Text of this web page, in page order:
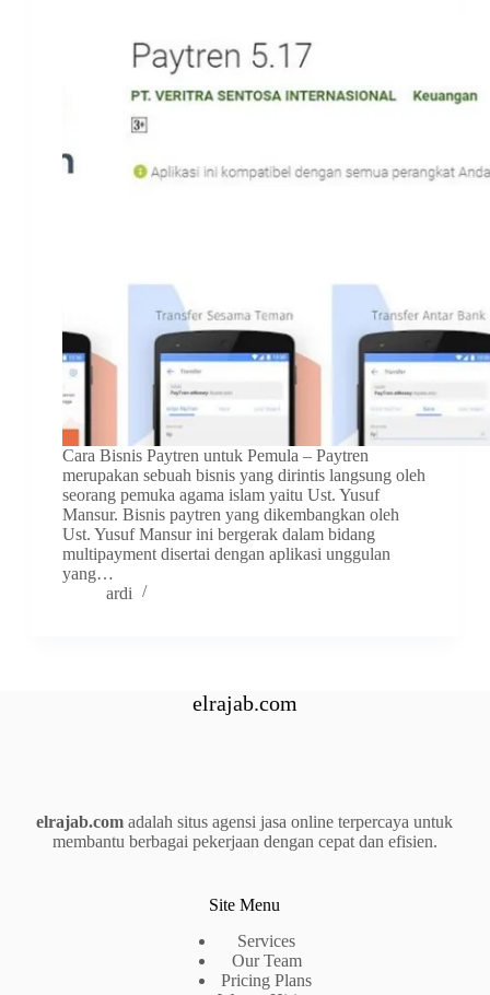
Cara Bisnis Paytren untuk Pemula – Paytren
merupakan sebuah bisnis yang dirintis langsung oleh
seorang pemuka agama islam yaitu Ust. Yusuf
Mansur. Bisnis paytren yang dikembangkan oleh
Ust. Yusuf Mansur ini bergerak dalam bidang
multipayment disertai dengan aplikasi unggulan
yang…
ardi
elrajab.com
elrajab.com adalah situs agensi jasa online terpercaya untuk
membantu berbagai pekerjaan dengan cepat dan efisien.
Site Menu
Services
Our Team
Pricing Plans